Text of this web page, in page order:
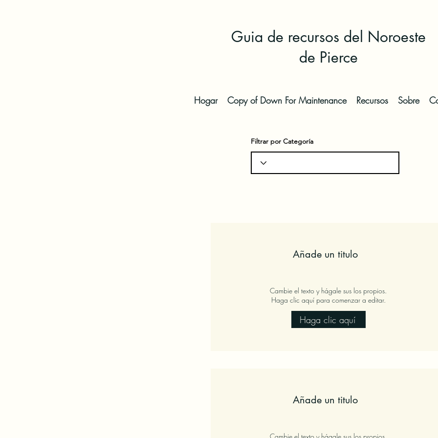
Guia de recursos del Noroeste
de Pierce
Hogar Copy of Down For Maintenance Recursos Sobre
Filtrar por Categoría
Añade un titulo
Cambie el texto y hágale sus los propios.
Haga clic aquí para comenzar a editar.
Haga clic aquí
Añade un titulo